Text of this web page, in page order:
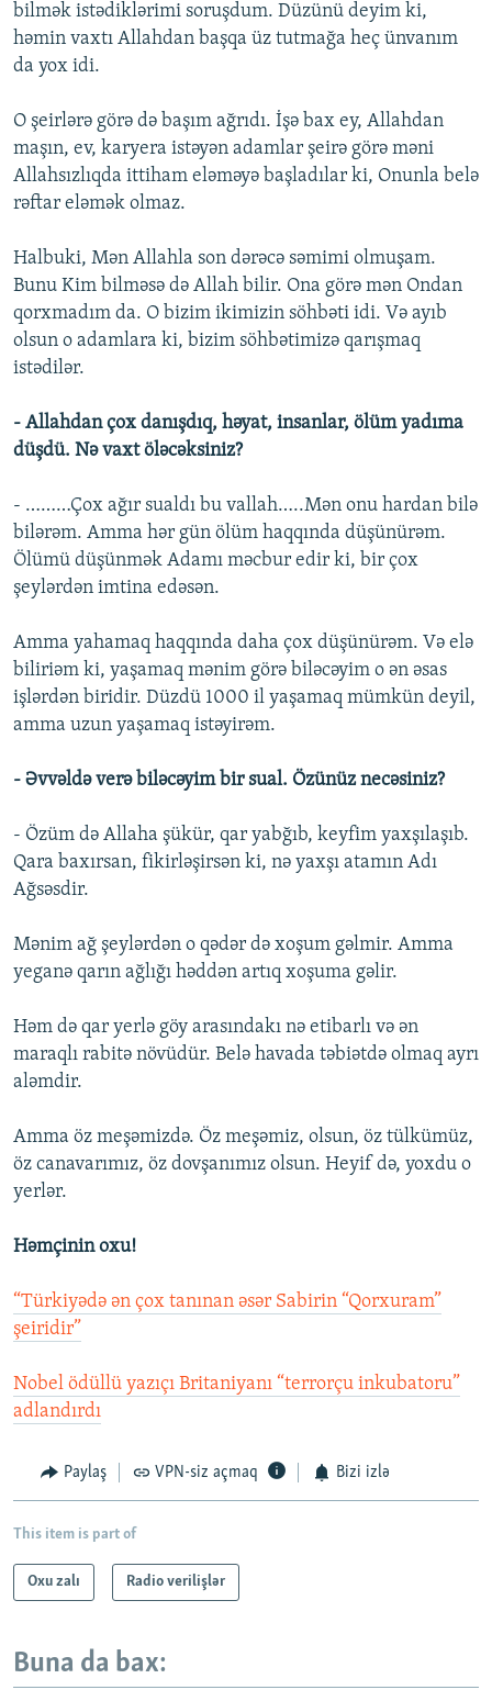
bilmək istədiklərimi soruşdum. Düzünü deyim ki,
həmin vaxtı Allahdan başqa üz tutmağa heç ünvanım
da yox idi.
O şeirlərə görə də başım ağrıdı. İşə bax ey, Allahdan
maşın, ev, karyera istəyən adamlar şeirə görə məni
Allahsızlıqda ittiham eləməyə başladılar ki, Onunla belə
rəftar eləmək olmaz.
Halbuki, Mən Allahla son dərəcə səmimi olmuşam.
Bunu Kim bilməsə də Allah bilir. Ona görə mən Ondan
qorxmadım da. O bizim ikimizin söhbəti idi. Və ayıb
olsun o adamlara ki, bizim söhbətimizə qarışmaq
istədilər.
- Allahdan çox danışdıq, həyat, insanlar, ölüm yadıma
düşdü. Nə vaxt öləcəksiniz?
- ………Çox ağır sualdı bu vallah…..Mən onu hardan bilə
bilərəm. Amma hər gün ölüm haqqında düşünürəm.
Ölümü düşünmək Adamı məcbur edir ki, bir çox
şeylərdən imtina edəsən.
Amma yahamaq haqqında daha çox düşünürəm. Və elə
biliriəm ki, yaşamaq mənim görə biləcəyim o ən əsas
işlərdən biridir. Düzdü 1000 il yaşamaq mümkün deyil,
amma uzun yaşamaq istəyirəm.
- Əvvəldə verə biləcəyim bir sual. Özünüz necəsiniz?
- Özüm də Allaha şükür, qar yabğıb, keyfim yaxşılaşıb.
Qara baxırsan, fikirləşirsən ki, nə yaxşı atamın Adı
Ağsəsdir.
Mənim ağ şeylərdən o qədər də xoşum gəlmir. Amma
yeganə qarın ağlığı həddən artıq xoşuma gəlir.
Həm də qar yerlə göy arasındakı nə etibarlı və ən
maraqlı rabitə növüdür. Belə havada təbiətdə olmaq ayrı
aləmdir.
Amma öz meşəmizdə. Öz meşəmiz, olsun, öz tülkümüz,
öz canavarımız, öz dovşanımız olsun. Heyif də, yoxdu o
yerlər.
Həmçinin oxu!
“Türkiyədə ən çox tanınan əsər Sabirin “Qorxuram”
şeiridir”
Nobel ödüllü yazıçı Britaniyanı “terrorçu inkubatoru”
adlandırdı
Paylaş VPN-siz açmaq Bizi izlə
This item is part of
Oxu zalı Radio verilişlər
Buna da bax: